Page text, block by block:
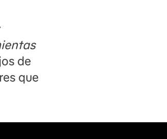
de
que